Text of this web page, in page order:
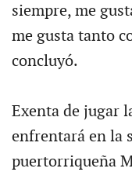
siempre, me
me gusta tanto
concluyó.
Exenta de jugar
enfrentará en la
puertorriqueña